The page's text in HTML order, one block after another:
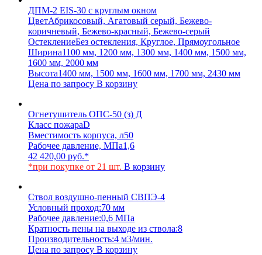
ДПМ-2 EIS-30 с круглым окном
ЦветАбрикосовый, Агатовый серый, Бежево-
коричневый, Бежево-красный, Бежево-серый
ОстеклениеБез остекления, Круглое, Прямоугольное
Ширина1100 мм, 1200 мм, 1300 мм, 1400 мм, 1500 мм,
1600 мм, 2000 мм
Высота1400 мм, 1500 мм, 1600 мм, 1700 мм, 2430 мм
Цена по запросу В корзину
Огнетушитель ОПС-50 (з) Д
Класс пожараD
Вместимость корпуса, л50
Рабочее давление, МПа1,6
42 420,00 руб.*
*при покупке от 21 шт. В корзину
Ствол воздушно-пенный СВПЭ-4
Условный проход:70 мм
Рабочее давление:0,6 МПа
Кратность пены на выходе из ствола:8
Производительность:4 м3/мин.
Цена по запросу В корзину